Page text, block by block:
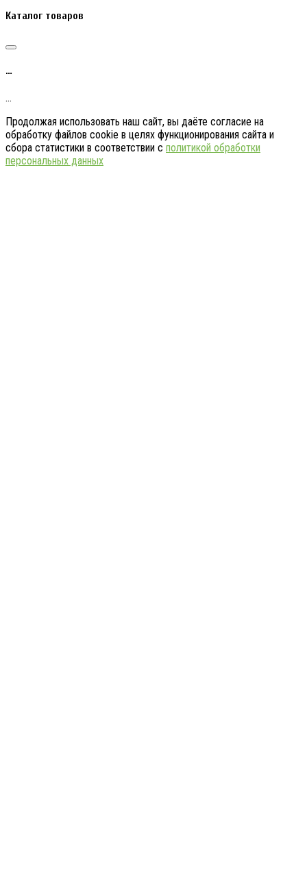
Каталог товаров
…
…
Продолжая использовать наш сайт, вы даёте согласие на
обработку файлов cookie в целях функционирования сайта и
сбора статистики в соответствии с политикой обработки
персональных данных